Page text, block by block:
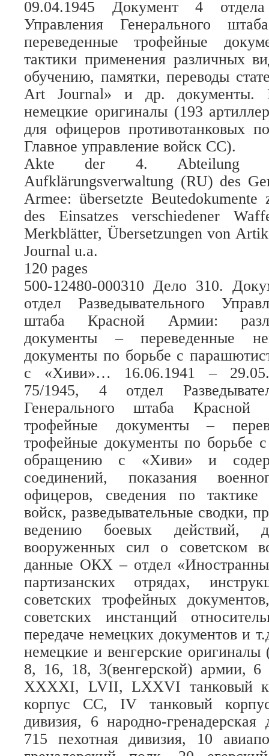
09.04.1945 Документ 4 отдела
Управления Генерального
переведенные трофейные
тактики применения различных
обучению, памятки, переводы
Art Journal» и др. документы.
немецкие оригиналы (193
для офицеров противотанковых
Главное управление войск СС).
Akte der 4. Abteilung
Aufklärungsverwaltung (RU) des
Armee: übersetzte
des Einsatzes verschiedener
Merkblätter, Übersetzungen von
Journal u.a.
120 pages
500-12480-000310 Дело 310.
отдел Разведывательного
штаба Красной Армии:
документы – переведенные
документы по борьбе с
с «Хиви»… 16.06.1941 –
75/1945, 4 отдел
Генерального штаба Красной
трофейные документы –
трофейные документы по борьбе
обращению с «Хиви» и
соединений, показания
офицеров, сведения по тактике
войск, разведывательные сводки,
ведению боевых действий,
вооруженных сил о советском
данные ОКХ – отдел
партизанских отрядах,
советских трофейных
советских инстанций
передаче немецких документов и
немецкие и венгерские
8, 16, 18, 3(венгерской) армии, 6
XXXXI, LVII, LXXVI танковый
корпус СС, IV танковый
дивизия, 6 народно-
715 пехотная дивизия, 10